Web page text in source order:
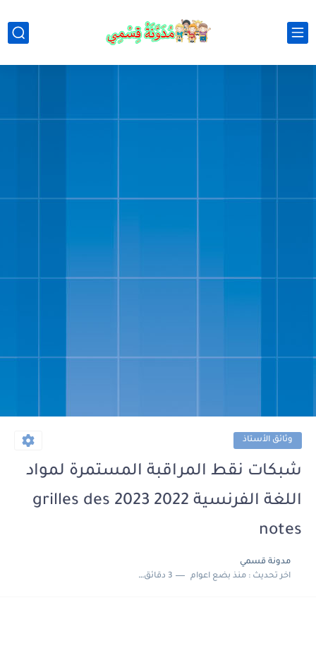
وثائق الأستاذ
شبكات نقط المراقبة المستمرة لمواد
اللغة الفرنسية 2022 2023 grilles des
notes
مدونة قسمي
اخر تحديث :منذ بضع اعوام 3 دقائق للقراءة